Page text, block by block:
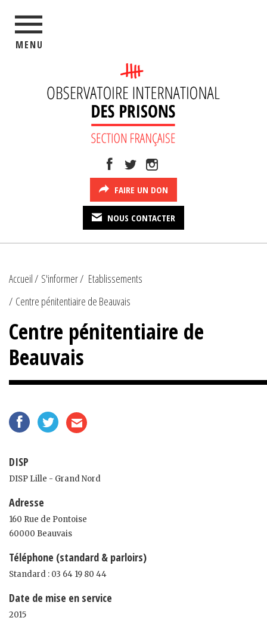
MENU
FAIRE UN DON
NOUS CONTACTER
Accueil S'informer
Etablissements
Centre pénitentiaire de Beauvais
Centre pénitentiaire de
Beauvais
DISP
DISP Lille - Grand Nord
Adresse
160 Rue de Pontoise
60000 Beauvais
Téléphone (standard & parloirs)
Standard : 03 64 19 80 44
Date de mise en service
2015